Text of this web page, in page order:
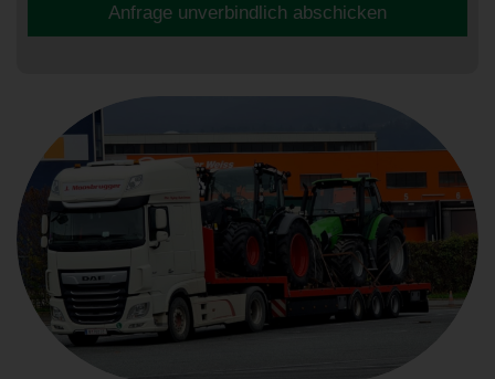
Anfrage unverbindlich abschicken